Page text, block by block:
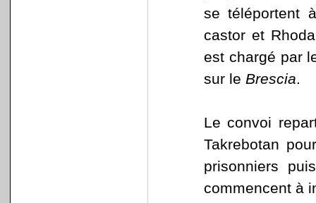
se téléportent
castor et
est chargé par
sur le Brescia.
Le convoi
Takrebotan
prisonniers
commencent à